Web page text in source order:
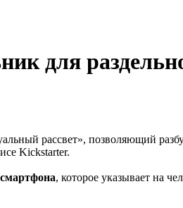
для
рассвет», позволяющий
Kickstarter.
, которое указывает на